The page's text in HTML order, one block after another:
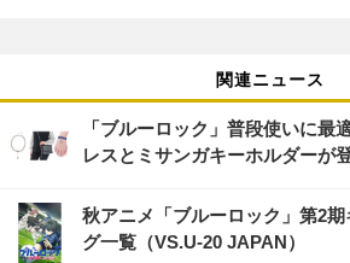
関連ニュース
「ブルーロック」普段使いに最
レスとミサンガキーホルダーが
秋アニメ「ブルーロック」第2
グ一覧（VS.U-20 JAPAN）